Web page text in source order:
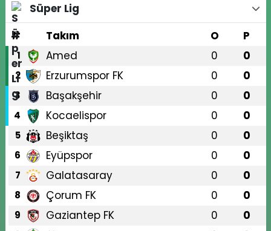
Süper Lig
#
Takım O P
1 Amed 0 0
2 Erzurumspor FK 0 0
3 Başakşehir 0 0
4 Kocaelispor 0 0
5 Beşiktaş 0 0
6 Eyüpspor 0 0
7 Galatasaray 0 0
8 Çorum FK 0 0
9 Gaziantep FK 0 0